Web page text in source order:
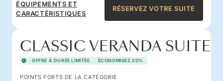
ÉQUIPEMENTS ET
CARACTÉRISTIQUES
RÉSERVEZ VOTRE SUITE
CLASSIC VERANDA SUITE
OFFRE À DURÉE LIMITÉE ÉCONOMISEZ 20%
POINTS FORTS DE LA CATÉGORIE